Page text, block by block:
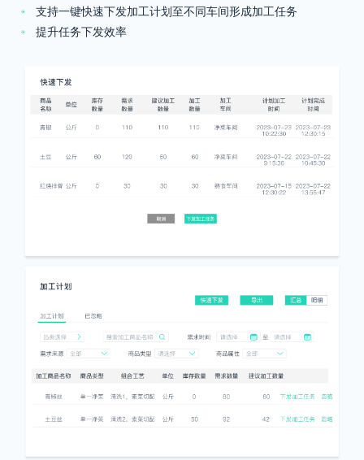
支持一键快速下发加工计划至不同车间形成加工任务
提升任务下发效率